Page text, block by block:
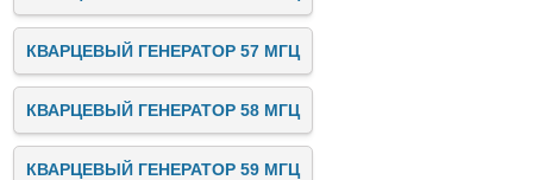
КВАРЦЕВЫЙ ГЕНЕРАТОР 57 МГЦ
КВАРЦЕВЫЙ ГЕНЕРАТОР 58 МГЦ
КВАРЦЕВЫЙ ГЕНЕРАТОР 59 МГЦ